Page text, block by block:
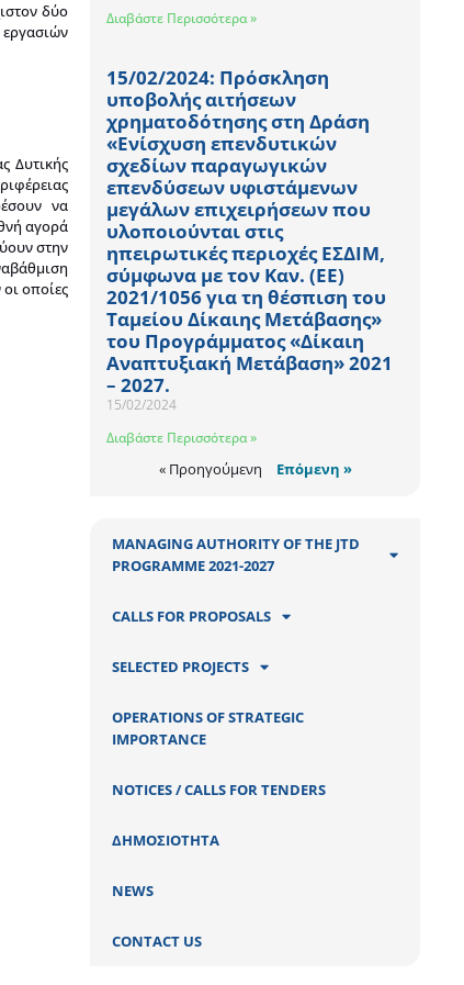
δύο
εργασιών
Δυτικής
να
αγορά
στην
οποίες
Διαβάστε Περισσότερα »
15/02/2024: Πρόσκληση
υποβολής αιτήσεων
χρηματοδότησης στη Δράση
«Ενίσχυση επενδυτικών
σχεδίων παραγωγικών
επενδύσεων υφιστάμενων
μεγάλων επιχειρήσεων που
υλοποιούνται στις
ηπειρωτικές περιοχές ΕΣΔΙΜ,
σύμφωνα με τον Καν. (ΕΕ)
2021/1056 για τη θέσπιση του
Ταμείου Δίκαιης Μετάβασης»
του Προγράμματος «Δίκαιη
Αναπτυξιακή Μετάβαση» 2021
– 2027.
15/02/2024
Διαβάστε Περισσότερα »
« Προηγούμενη Επόμενη »
MANAGING AUTHORITY OF THE JTD
PROGRAMME 2021-2027
CALLS FOR PROPOSALS
SELECTED PROJECTS
OPERATIONS OF STRATEGIC
IMPORTANCE
NOTICES / CALLS FOR TENDERS
ΔΗΜΟΣΙΟΤΗΤΑ
NEWS
CONTACT US